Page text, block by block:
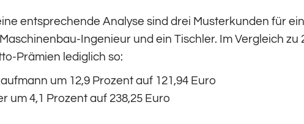
entsprechende Analyse sind drei Musterkunden für
Ingenieur und ein Tischler. Im Vergleich zu
Prämien lediglich so:
um 12,9 Prozent auf 121,94 Euro
um 4,1 Prozent auf 238,25 Euro